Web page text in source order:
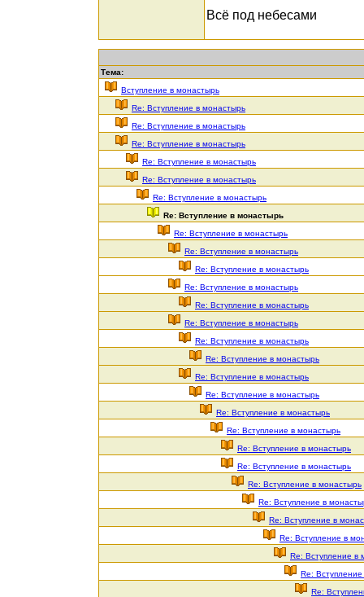
Всё под небесами
Тема:
Вступление в монастырь
Re: Вступление в монастырь
Re: Вступление в монастырь
Re: Вступление в монастырь
Re: Вступление в монастырь
Re: Вступление в монастырь
Re: Вступление в монастырь
Re: Вступление в монастырь
Re: Вступление в монастырь
Re: Вступление в монастырь
Re: Вступление в монастырь
Re: Вступление в монастырь
Re: Вступление в монастырь
Re: Вступление в монастырь
Re: Вступление в монастырь
Re: Вступление в монастырь
Re: Вступление в монастырь
Re: Вступление в монастырь
Re: Вступление в монастырь
Re: Вступление в монастырь
Re: Вступление в монастырь
Re: Вступление в монастырь
Re: Вступление в монастырь
Re: Вступление в
Re: Вступление в
Re: Вступление в
Re: Вступление в
Re:
Re: